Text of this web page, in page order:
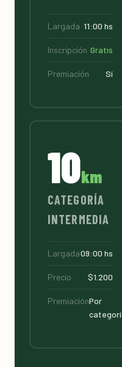
Largada 11:00 hs
Inscripción Gratis
Premiación Sí
10km
CATEGORÍA
INTERMEDIA
Largada09:00 hs
Precio $1.200
PremiaciónPor